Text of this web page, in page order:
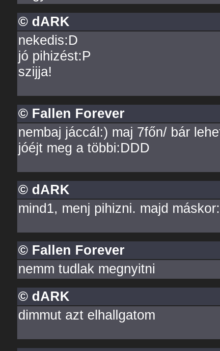
© dARK
nekedis:D
jó pihizést:P
szijja!
© Fallen Forever
nembaj jáccál:) maj 7főn/ bár
jóéjt meg a többi:DDD
© dARK
mind1, menj pihizni. majd
© Fallen Forever
nemm tudlak megnyitni
© dARK
dimmut azt elhallgatom